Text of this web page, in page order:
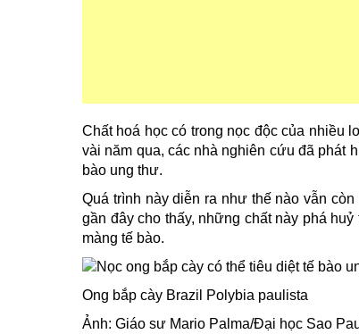
Chất hoá học có trong nọc độc của nhiều
vài năm qua, các nhà nghiên cứu đã phát
bào ung thư.
Quá trình này diễn ra như thế nào vẫn
gần đây cho thấy, những chất này phá
màng tế bào.
Ong bắp cày Brazil Polybia paulista
Ảnh: Giáo sư Mario Palma/Đại học Sao